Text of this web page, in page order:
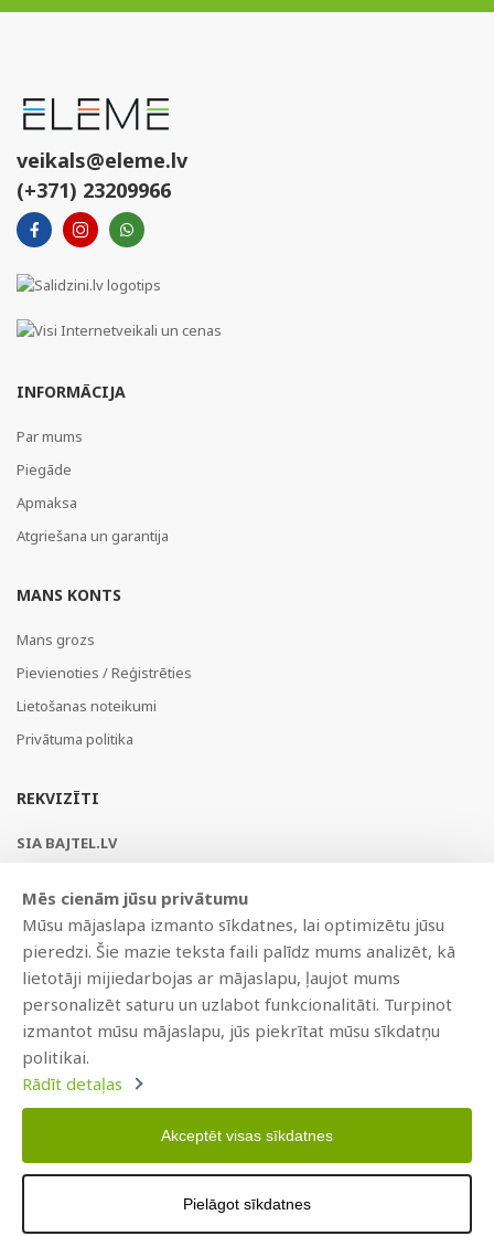
veikals@eleme.lv
(+371) 23209966
INFORMĀCIJA
Par mums
Piegāde
Apmaksa
Atgriešana un garantija
MANS KONTS
Mans grozs
Pievienoties / Reģistrēties
Lietošanas noteikumi
Privātuma politika
REKVIZĪTI
SIA BAJTEL.LV
Brīvības gatve 214b, Rīga, LV-1039, Latvija
AS Swedbank, HABALV22
LV53HABA0551019240274
Izstrādāts
Mēs cienām jūsu privātumu
Mūsu mājaslapa izmanto sīkdatnes, lai optimizētu jūsu
pieredzi. Šie mazie teksta faili palīdz mums analizēt, kā
lietotāji mijiedarbojas ar mājaslapu, ļaujot mums
personalizēt saturu un uzlabot funkcionalitāti. Turpinot
izmantot mūsu mājaslapu, jūs piekrītat mūsu sīkdatņu
politikai.
Rādīt detaļas
Akceptēt visas sīkdatnes
Pielāgot sīkdatnes